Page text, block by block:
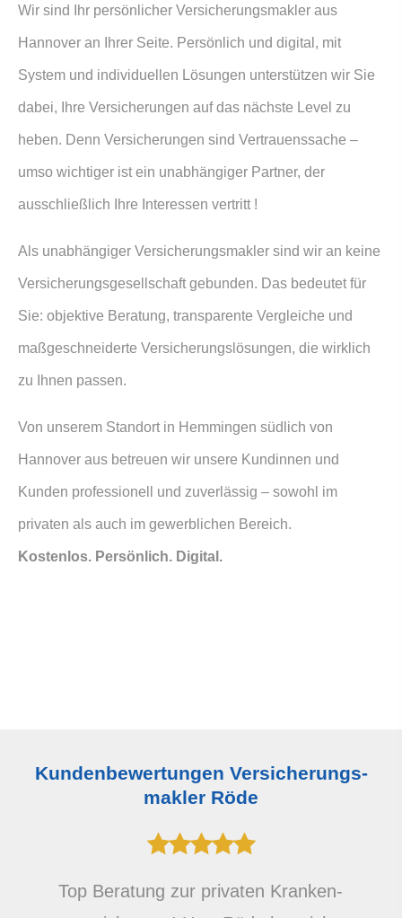
Wir sind Ihr persönlicher Ver­sicherungs­makler aus
Hannover an Ihrer Seite. Persönlich und digital, mit
System und individuellen Lösungen unterstützen wir Sie
dabei, Ihre Versicherungen auf das nächste Level zu
heben. Denn Versicherungen sind Vertrauenssache –
umso wichtiger ist ein unabhängiger Partner, der
ausschließlich Ihre Interessen vertritt !
Als unabhängiger Ver­sicherungs­makler sind wir an keine
Versicherungsgesellschaft gebunden. Das bedeutet für
Sie: objektive Beratung, transparente Vergleiche und
maßgeschneiderte Versicherungslösungen, die wirklich
zu Ihnen passen.
Von unserem Standort in Hemmingen südlich von
Hannover aus betreuen wir unsere Kundinnen und
Kunden professionell und zuverlässig – sowohl im
privaten als auch im gewerblichen Bereich.
Kostenlos. Persönlich. Digital.
Kundenbewertungen Ver­sicherungs­
makler Röde
Top Beratung zur privaten Kranken­